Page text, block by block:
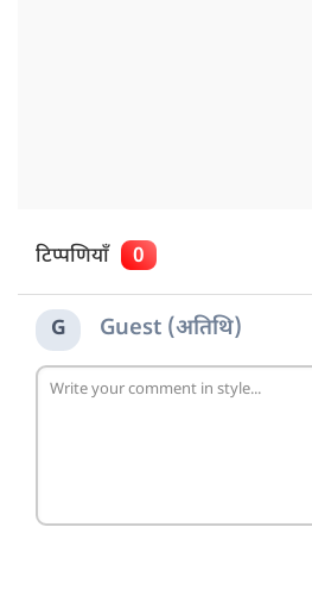
टिप्पणियाँ 0
G Guest (अतिथि)